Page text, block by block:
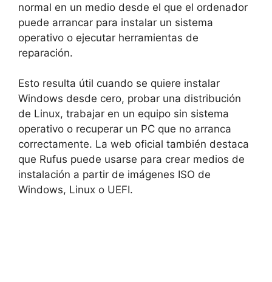
normal en un medio desde el que el ordenador
puede arrancar para instalar un sistema
operativo o ejecutar herramientas de
reparación.
Esto resulta útil cuando se quiere instalar
Windows desde cero, probar una distribución
de Linux, trabajar en un equipo sin sistema
operativo o recuperar un PC que no arranca
correctamente. La web oficial también destaca
que Rufus puede usarse para crear medios de
instalación a partir de imágenes ISO de
Windows, Linux o UEFI.